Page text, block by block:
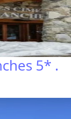
5* .